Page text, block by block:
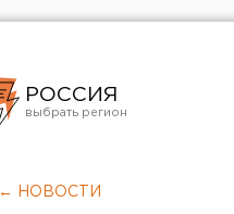
РОССИЯ
Челябинск
← НОВОСТИ